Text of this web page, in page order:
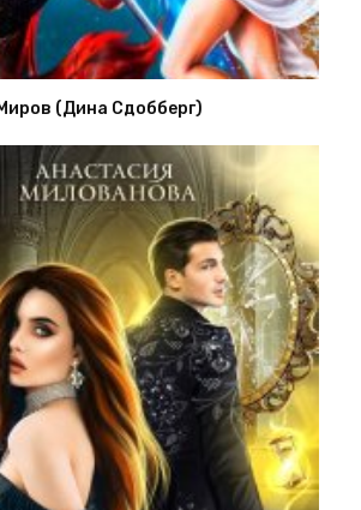
(Дина Сдобберг)